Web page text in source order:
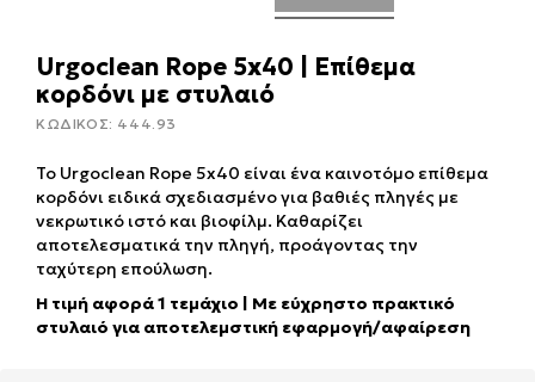
Urgoclean Rope 5x40 | Επίθεμα
κορδόνι με στυλαιό
ΚΩΔΙΚΟΣ: 444.93
Το Urgoclean Rope 5x40 είναι ένα καινοτόμο επίθεμα
κορδόνι ειδικά σχεδιασμένο για βαθιές πληγές με
νεκρωτικό ιστό και βιοφίλμ. Καθαρίζει
αποτελεσματικά την πληγή, προάγοντας την
ταχύτερη επούλωση.
Η τιμή αφορά 1 τεμάχιο | Με εύχρηστο πρακτικό
στυλαιό για αποτελεμστική εφαρμογή/αφαίρεση